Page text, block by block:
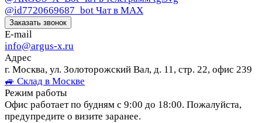
@id7720669687_bot Чат в МАХ
Заказать звонок
E-mail
info@argus-x.ru
Адрес
г. Москва, ул. Золоторожский Вал, д. 11, стр. 22, офис 239
🚙 Склад в Москве
Режим работы
Офис работает по будням с 9:00 до 18:00. Пожалуйста,
предупредите о визите заранее.